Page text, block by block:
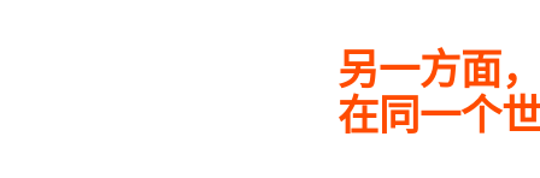
另一方面
在同一个